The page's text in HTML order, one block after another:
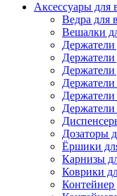
Аксессуары для
Ведра для
Вешалки
Держатели
Держатели
Держатели
Держатели
Держатели
Дозаторы
Ёршики
Карнизы
Коврики
Контейнер